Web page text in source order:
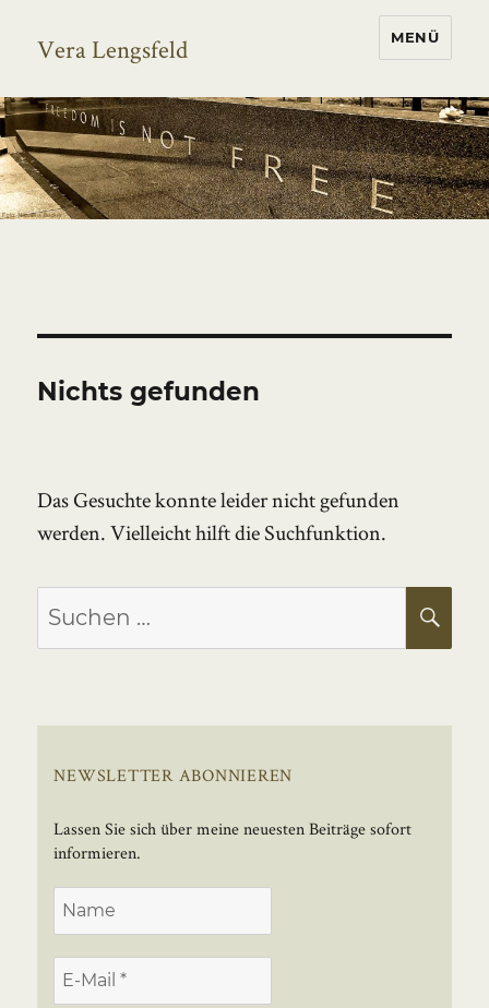
Vera Lengsfeld MENÜ
Nichts gefunden
Das Gesuchte konnte leider nicht gefunden
werden. Vielleicht hilft die Suchfunktion.
Suchen
nach:
NEWSLETTER ABONNIEREN
Lassen Sie sich über meine neuesten Beiträge sofort
informieren.